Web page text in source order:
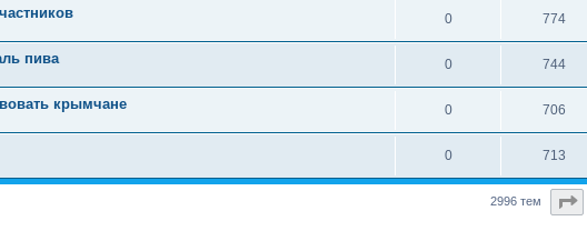
0 774
пива 0 744
крымчане 0 706
0 713
2996 тем